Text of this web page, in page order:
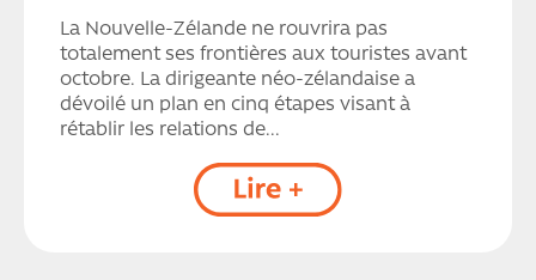
La Nouvelle-Zélande ne rouvrira pas
totalement ses frontières aux touristes avant
octobre. La dirigeante néo-zélandaise a
dévoilé un plan en cinq étapes visant à
rétablir les relations de...